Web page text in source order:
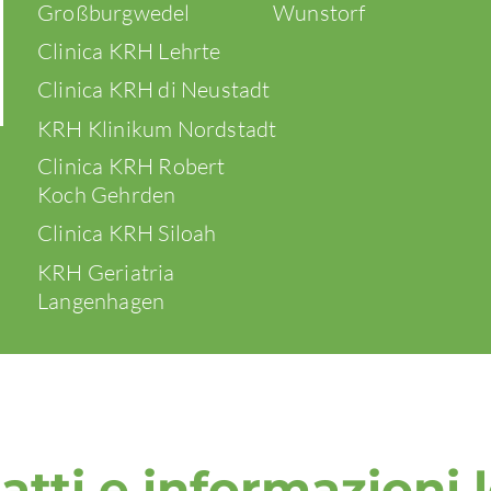
Großburgwedel
Wunstorf
Clinica KRH Lehrte
Clinica KRH di Neustadt
KRH Klinikum Nordstadt
Clinica KRH Robert
Koch Gehrden
Clinica KRH Siloah
KRH Geriatria
Langenhagen